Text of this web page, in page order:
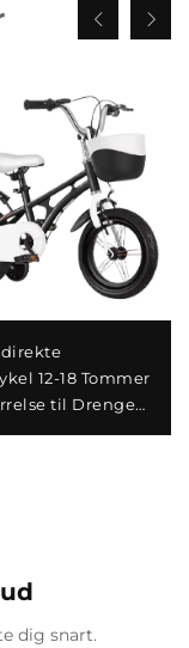
12-18 Tommer
til Drenge
dig snart.